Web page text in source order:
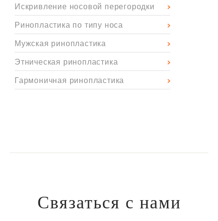
Искривление носовой перегородки
Ринопластика по типу носа
Мужская ринопластика
Этническая ринопластика
Гармоничная ринопластика
Связаться с нами